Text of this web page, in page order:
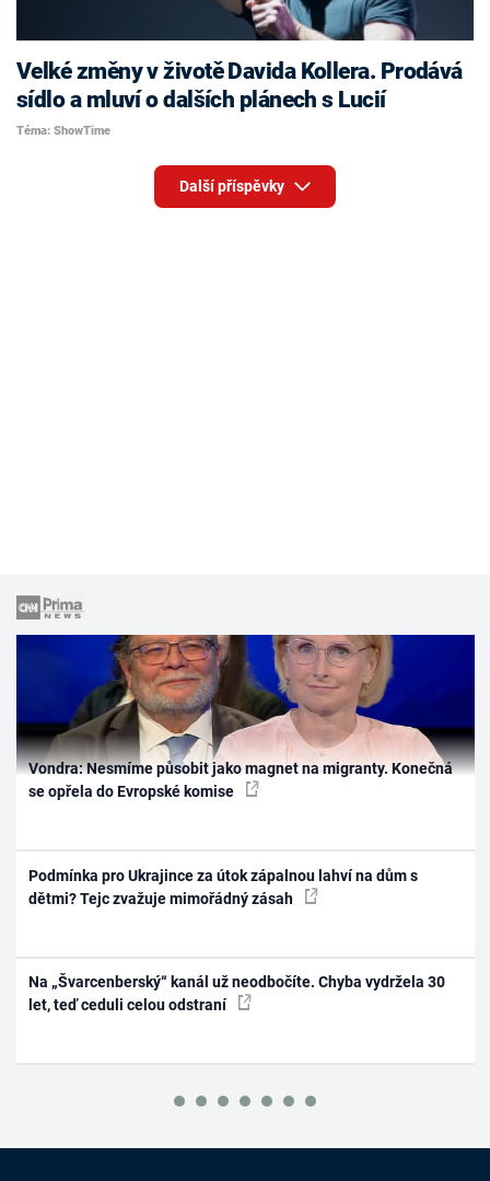
Velké změny v životě Davida Kollera. Prodává
sídlo a mluví o dalších plánech s Lucií
Téma: ShowTime
Další příspěvky
Vondra: Nesmíme působit jako magnet na migranty. Konečná
se opřela do Evropské komise
Podmínka pro Ukrajince za útok zápalnou lahví na dům s
dětmi? Tejc zvažuje mimořádný zásah
Na „Švarcenberský“ kanál už neodbočíte. Chyba vydržela 30
let, teď ceduli celou odstraní